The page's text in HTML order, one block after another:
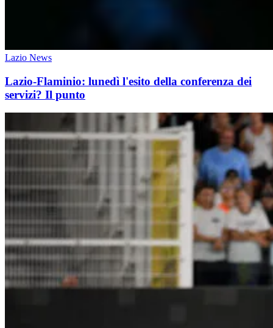
Lazio News
Lazio-Flaminio: lunedì l'esito della conferenza dei
servizi? Il punto